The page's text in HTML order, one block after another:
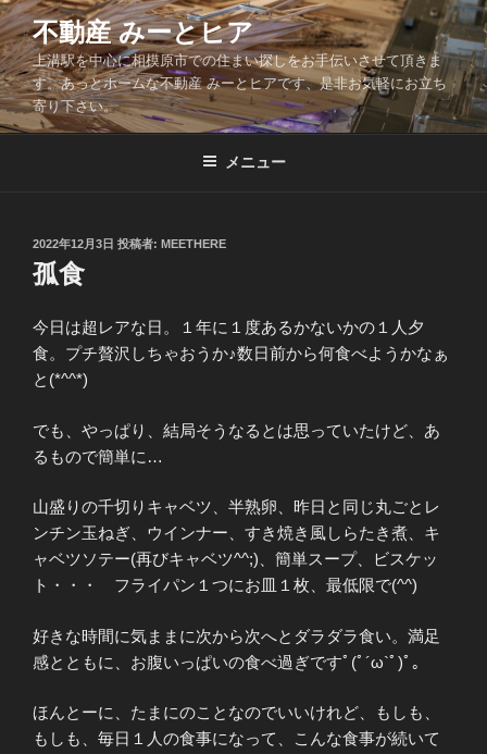
コ
ン
テ
ン
ツ
不動産 みーとヒア
上溝駅を中心に相模原市での住まい探しをお手伝いさせて頂きま
す。あっとホームな不動産 みーとヒアです、是非お気軽にお立ち
寄り下さい。
メニュー
投
稿
日:
2022年12月3日 投稿者: MEETHERE
孤食
今日は超レアな日。１年に１度あるかないかの１人夕
食。プチ贅沢しちゃおうか♪数日前から何食べようかなぁ
と(*^^*)
でも、やっぱり、結局そうなるとは思っていたけど、あ
るもので簡単に…
山盛りの千切りキャベツ、半熟卵、昨日と同じ丸ごとレ
ンチン玉ねぎ、ウインナー、すき焼き風しらたき煮、キ
ャベツソテー(再びキャベツ^^;)、簡単スープ、ビスケッ
ト・・・ フライパン１つにお皿１枚、最低限で(^^)
好きな時間に気ままに次から次へとダラダラ食い。満足
感とともに、お腹いっぱいの食べ過ぎですﾟ(ﾟ´ω`ﾟ)ﾟ｡
ほんとーに、たまにのことなのでいいけれど、もしも、
もしも、毎日１人の食事になって、こんな食事が続いて